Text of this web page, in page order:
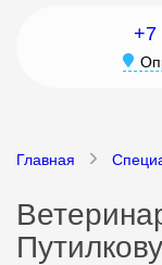
+7
Главная
Путилкову